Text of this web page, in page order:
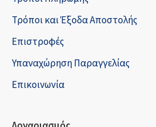
Τρόποι και Έξοδα Αποστολής
Επιστροφές
Υπαναχώρηση Παραγγελίας
Επικοινωνία